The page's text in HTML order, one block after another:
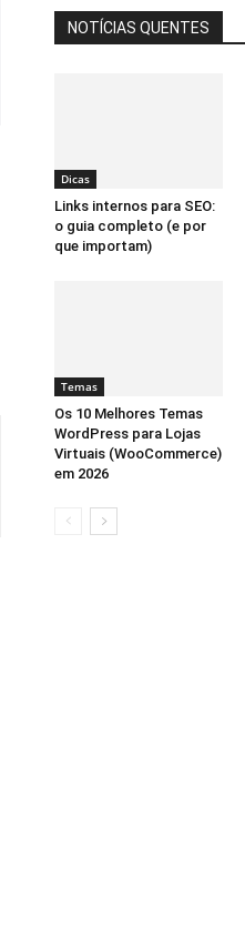
NOTÍCIAS QUENTES
Dicas
Links internos para SEO:
o guia completo (e por
que importam)
Temas
Os 10 Melhores Temas
WordPress para Lojas
Virtuais (WooCommerce)
em 2026